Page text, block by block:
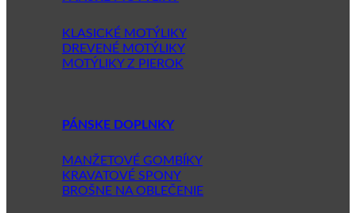
KLASICKÉ MOTÝLIKY
DREVENÉ MOTÝLIKY
MOTÝLIKY Z PIEROK
PÁNSKE DOPLNKY
MANŽETOVÉ GOMBÍKY
KRAVATOVÉ SPONY
BROŠNE NA OBLEČENIE